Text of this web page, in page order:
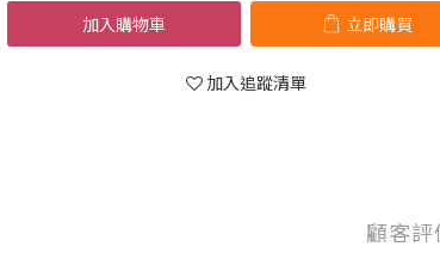
加入購物車 立即購買
加入追蹤清單
顧客評